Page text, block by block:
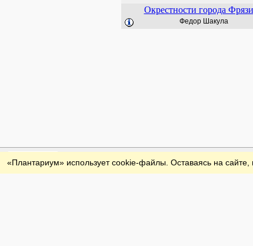
Окрестности города
Федор Шакула
Обратная связь
«Плантариум» использует cookie-файлы. Оставаясь на сайте,